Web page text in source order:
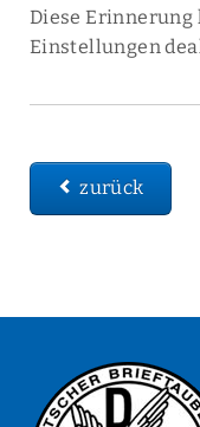
Diese Erinnerung
Einstellungen
zurück